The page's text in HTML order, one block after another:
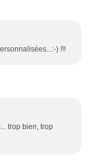
) !!!
trop bien, trop